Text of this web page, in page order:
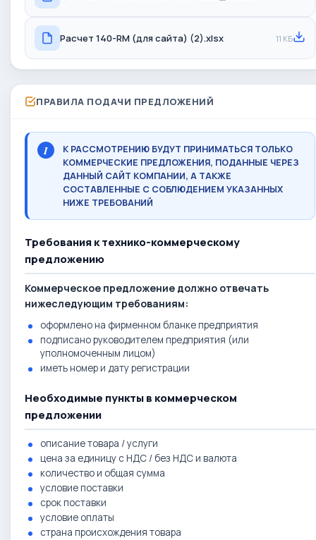
Расчет 140-RM (для сайта) (2).xlsx 11 КБ
ПРАВИЛА ПОДАЧИ ПРЕДЛОЖЕНИЙ
К РАССМОТРЕНИЮ БУДУТ ПРИНИМАТЬСЯ ТОЛЬКО
КОММЕРЧЕСКИЕ ПРЕДЛОЖЕНИЯ, ПОДАННЫЕ ЧЕРЕЗ
ДАННЫЙ САЙТ КОМПАНИИ, А ТАКЖЕ
СОСТАВЛЕННЫЕ С СОБЛЮДЕНИЕМ УКАЗАННЫХ
НИЖЕ ТРЕБОВАНИЙ
Требования к технико-коммерческому
предложению
Коммерческое предложение должно отвечать
нижеследующим требованиям:
оформлено на фирменном бланке предприятия
подписано руководителем предприятия (или
уполномоченным лицом)
иметь номер и дату регистрации
Необходимые пункты в коммерческом
предложении
описание товара / услуги
цена за единицу с НДС / без НДС и валюта
количество и общая сумма
условие поставки
срок поставки
условие оплаты
страна происхождения товара